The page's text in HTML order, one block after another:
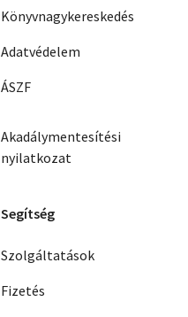
Könyvnagykereskedés
Adatvédelem
ÁSZF
Akadálymentesítési
nyilatkozat
Segítség
Szolgáltatások
Fizetés